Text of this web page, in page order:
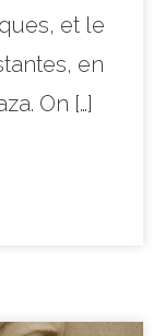
et le
en
On […]